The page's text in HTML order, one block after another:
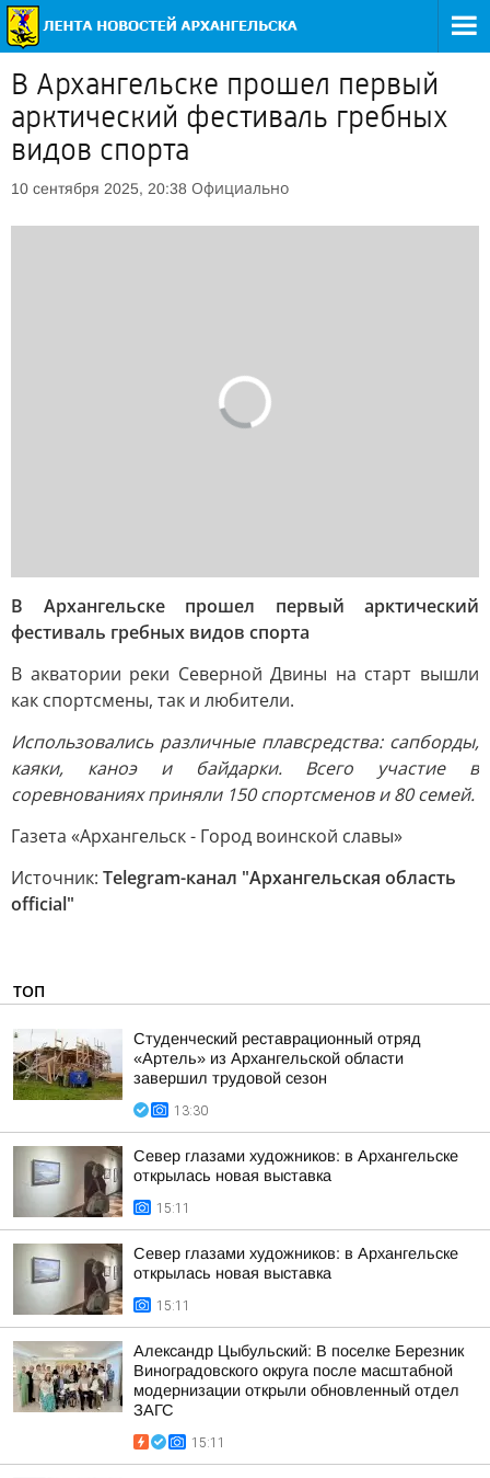
В Архангельске прошел первый
арктический фестиваль гребных
видов спорта
10 сентября 2025, 20:38 Официально
В Архангельске прошел первый арктический
фестиваль гребных видов спорта
В акватории реки Северной Двины на старт вышли
как спортсмены, так и любители.
Использовались различные плавсредства: сапборды,
каяки, каноэ и байдарки. Всего участие в
соревнованиях приняли 150 спортсменов и 80 семей.
Газета «Архангельск - Город воинской славы»
Источник: Telegram-канал "Архангельская область
official"
ТОП
Студенческий реставрационный отряд
«Артель» из Архангельской области
завершил трудовой сезон
13:30
Север глазами художников: в Архангельске
открылась новая выставка
15:11
Север глазами художников: в Архангельске
открылась новая выставка
15:11
Александр Цыбульский: В поселке Березник
Виноградовского округа после масштабной
модернизации открыли обновленный отдел
ЗАГС
15:11